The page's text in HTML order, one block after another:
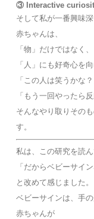
③ Interactive curiosity
そして私が一番興味
赤ちゃんは、
「物」だけではなく、
「人」にも好奇心を
「この人は笑うかな？
「もう一回やったら
そんなやり取りその
す。
私は、この研究を読ん
「だからベビーサイ
と改めて感じました。
ベビーサインは、手
赤ちゃんが